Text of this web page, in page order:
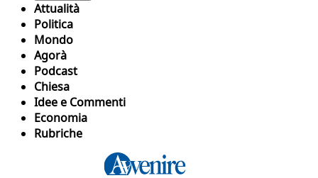
Attualità
Politica
Mondo
Agorà
Podcast
Chiesa
Idee e Commenti
Economia
Rubriche